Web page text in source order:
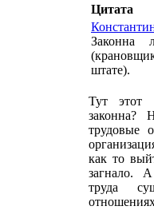
Цитата
Законна
штате).
Тут этот
законна?
трудовые
как то
загнало.
труда